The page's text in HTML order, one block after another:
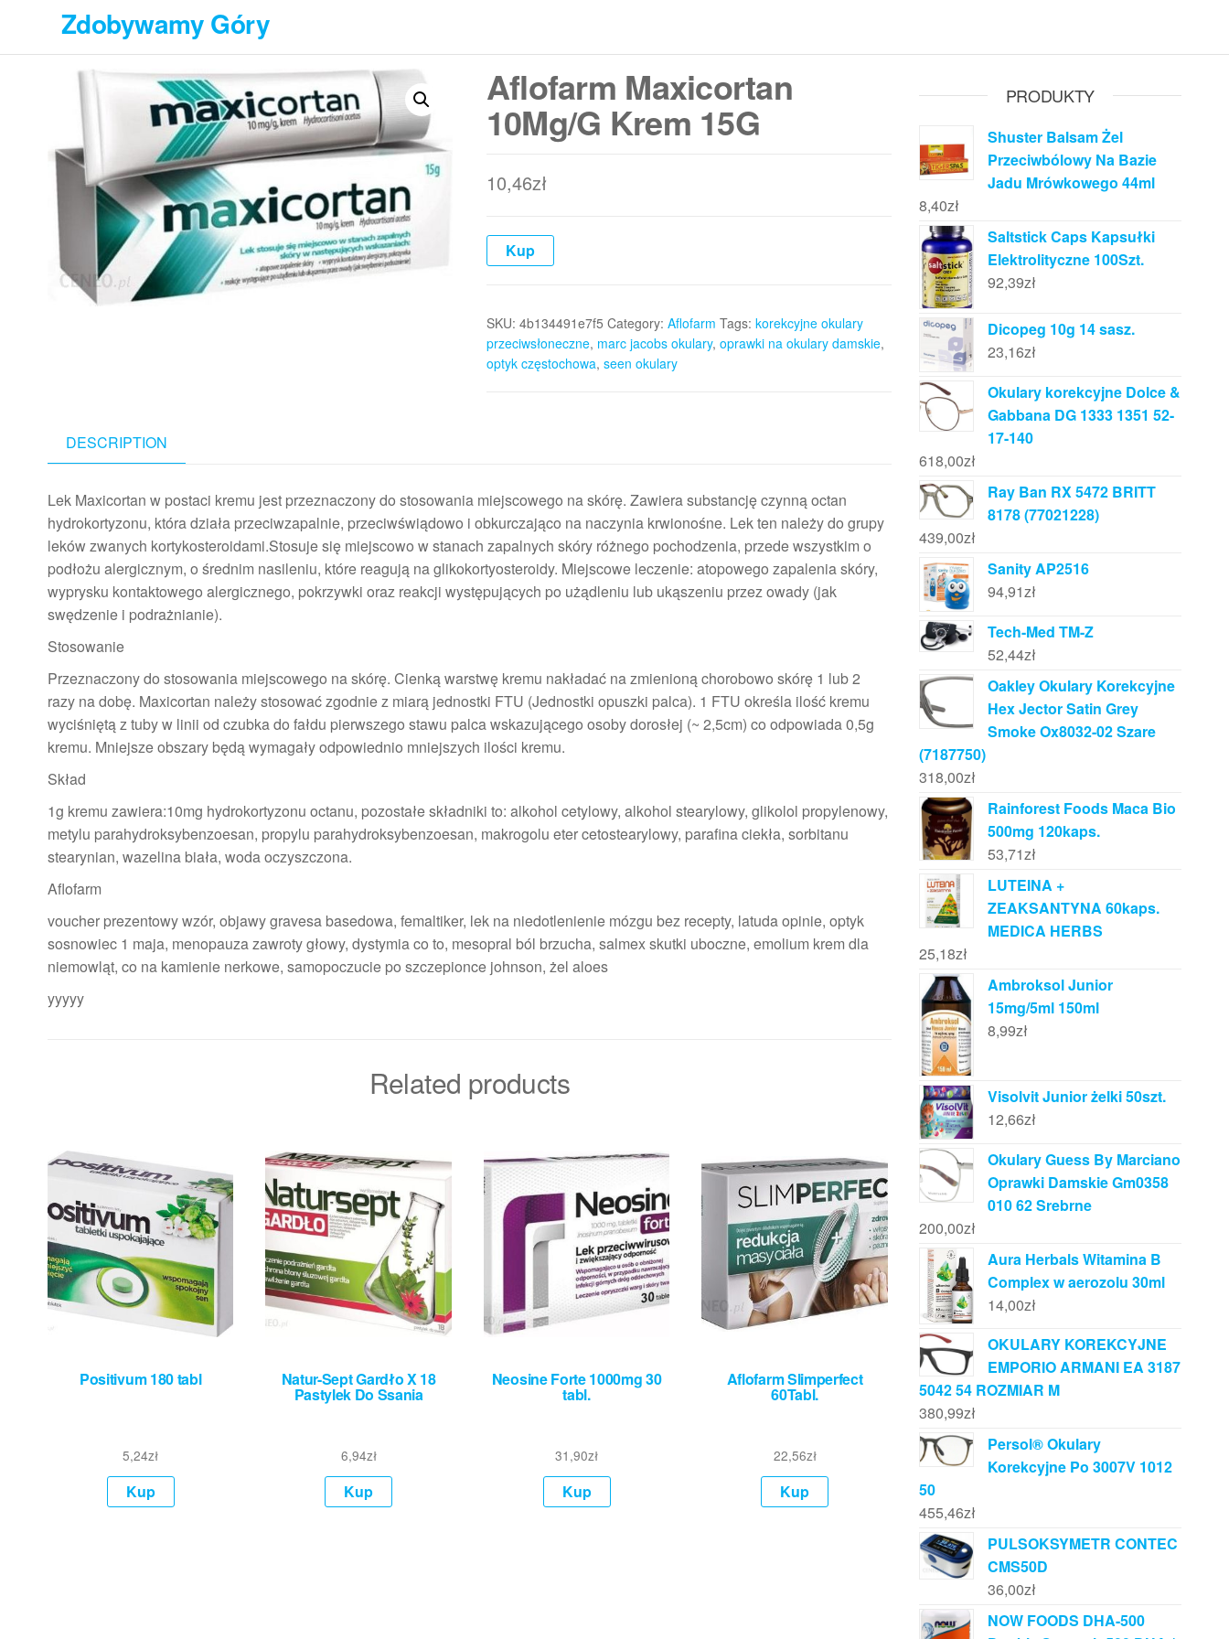
treści
Zdobywamy Góry
Aflofarm Maxicortan
10Mg/G Krem 15G
10,46zł
Kup
SKU: 4b134491e7f5 Category: Aflofarm Tags: korekcyjne okulary
przeciwsłoneczne, marc jacobs okulary, oprawki na okulary damskie,
optyk częstochowa, seen okulary
DESCRIPTION
Lek Maxicortan w postaci kremu jest przeznaczony do stosowania miejscowego na skórę. Zawiera substancję czynną octan
hydrokortyzonu, która działa przeciwzapalnie, przeciwświądowo i obkurczająco na naczynia krwionośne. Lek ten należy do grupy
leków zwanych kortykosteroidami.Stosuje się miejscowo w stanach zapalnych skóry różnego pochodzenia, przede wszystkim o
podłożu alergicznym, o średnim nasileniu, które reagują na glikokortyosteroidy. Miejscowe leczenie: atopowego zapalenia skóry,
wyprysku kontaktowego alergicznego, pokrzywki oraz reakcji występujących po użądleniu lub ukąszeniu przez owady (jak
swędzenie i podrażnianie).
Stosowanie
Przeznaczony do stosowania miejscowego na skórę. Cienką warstwę kremu nakładać na zmienioną chorobowo skórę 1 lub 2
razy na dobę. Maxicortan należy stosować zgodnie z miarą jednostki FTU (Jednostki opuszki palca). 1 FTU określa ilość kremu
wyciśniętą z tuby w linii od czubka do fałdu pierwszego stawu palca wskazującego osoby dorosłej (~ 2,5cm) co odpowiada 0,5g
kremu. Mniejsze obszary będą wymagały odpowiednio mniejszych ilości kremu.
Skład
1g kremu zawiera:10mg hydrokortyzonu octanu, pozostałe składniki to: alkohol cetylowy, alkohol stearylowy, glikolol propylenowy,
metylu parahydroksybenzoesan, propylu parahydroksybenzoesan, makrogolu eter cetostearylowy, parafina ciekła, sorbitanu
stearynian, wazelina biała, woda oczyszczona.
Aflofarm
voucher prezentowy wzór, objawy gravesa basedowa, femaltiker, lek na niedotlenienie mózgu bez recepty, latuda opinie, optyk
sosnowiec 1 maja, menopauza zawroty głowy, dystymia co to, mesopral ból brzucha, salmex skutki uboczne, emolium krem dla
niemowląt, co na kamienie nerkowe, samopoczucie po szczepionce johnson, żel aloes
yyyyy
Related products
Positivum 180 tabl
5,24zł
Kup
Natur-Sept Gardło X 18
Pastylek Do Ssania
6,94zł
Kup
Neosine Forte 1000mg 30
tabl.
31,90zł
Kup
Aflofarm Slimperfect
60Tabl.
22,56zł
Kup
PRODUKTY
Shuster Balsam Żel
Przeciwbólowy Na Bazie
Jadu Mrówkowego 44ml
8,40zł
Saltstick Caps Kapsułki
Elektrolityczne 100Szt.
92,39zł
Dicopeg 10g 14 sasz.
23,16zł
Okulary korekcyjne Dolce &
Gabbana DG 1333 1351 52-
17-140
618,00zł
Ray Ban RX 5472 BRITT
8178 (77021228)
439,00zł
Sanity AP2516
94,91zł
Tech-Med TM-Z
52,44zł
Oakley Okulary Korekcyjne
Hex Jector Satin Grey
Smoke Ox8032-02 Szare
(7187750)
318,00zł
Rainforest Foods Maca Bio
500mg 120kaps.
53,71zł
LUTEINA +
ZEAKSANTYNA 60kaps.
MEDICA HERBS
25,18zł
Ambroksol Junior
15mg/5ml 150ml
8,99zł
Visolvit Junior żelki 50szt.
12,66zł
Okulary Guess By Marciano
Oprawki Damskie Gm0358
010 62 Srebrne
200,00zł
Aura Herbals Witamina B
Complex w aerozolu 30ml
14,00zł
OKULARY KOREKCYJNE
EMPORIO ARMANI EA 3187
5042 54 ROZMIAR M
380,99zł
Persol® Okulary
Korekcyjne Po 3007V 1012
50
455,46zł
PULSOKSYMETR CONTEC
CMS50D
36,00zł
NOW FOODS DHA-500